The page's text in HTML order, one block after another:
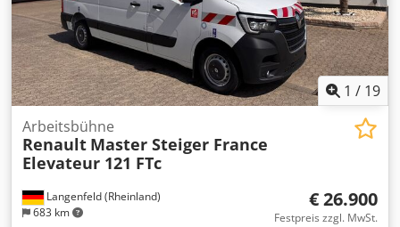
1 / 19
Langenfeld (Rheinland)
683 km
Arbeitsbühne
Renault Master Steiger France
Elevateur 121 FTc
€ 26.900
Festpreis zzgl. MwSt.